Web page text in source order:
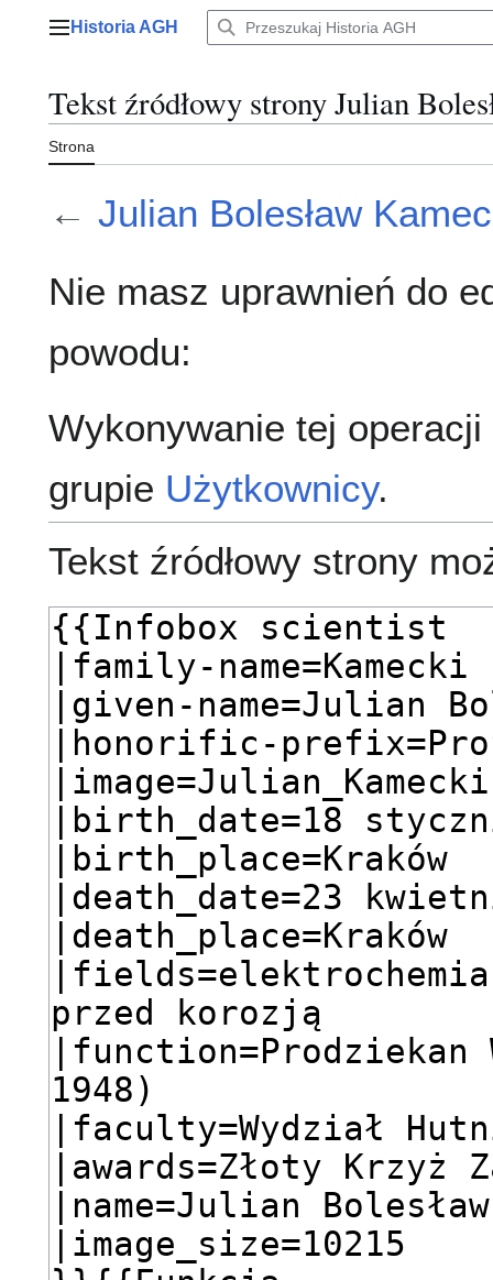
Menu główne
Historia AGH
Tekst źródłowy strony Julian
Strona
← Julian Bolesław
Nie masz uprawnień do
powodu:
Wykonywanie tej
grupie Użytkownicy.
Tekst źródłowy strony